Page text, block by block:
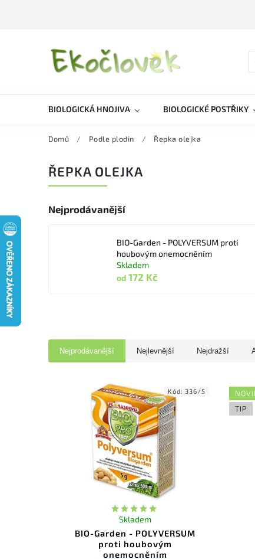
BIOLOGICKÁ HNOJIVA BIOLOGICKÉ POSTŘIKY
Domů / Podle plodin / Řepka olejka
ŘEPKA OLEJKA
Nejprodávanější
BIO-Garden - POLYVERSUM proti
houbovým onemocněním
Skladem
od 172 Kč
Nejprodávanější Nejlevnější Nejdražší
BIO-Garden - POLYVERSUM
proti houbovým
onemocněním
Skladem
Kód:336/5
TIP